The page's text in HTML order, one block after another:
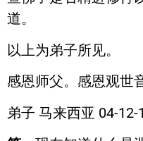
道。
以上为弟子所见。
感恩师父。感恩观世
弟子 马来西亚 04-12-